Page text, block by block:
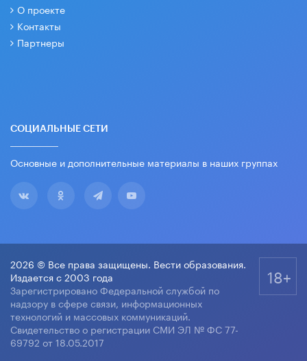
О проекте
Контакты
Партнеры
СОЦИАЛЬНЫЕ СЕТИ
Основные и дополнительные материалы в наших группах
2026 © Все права защищены. Вести образования.
Издается с 2003 года
Зарегистрировано Федеральной службой по
надзору в сфере связи, информационных
технологий и массовых коммуникаций.
Свидетельство о регистрации СМИ ЭЛ № ФС 77-
69792 от 18.05.2017
18+